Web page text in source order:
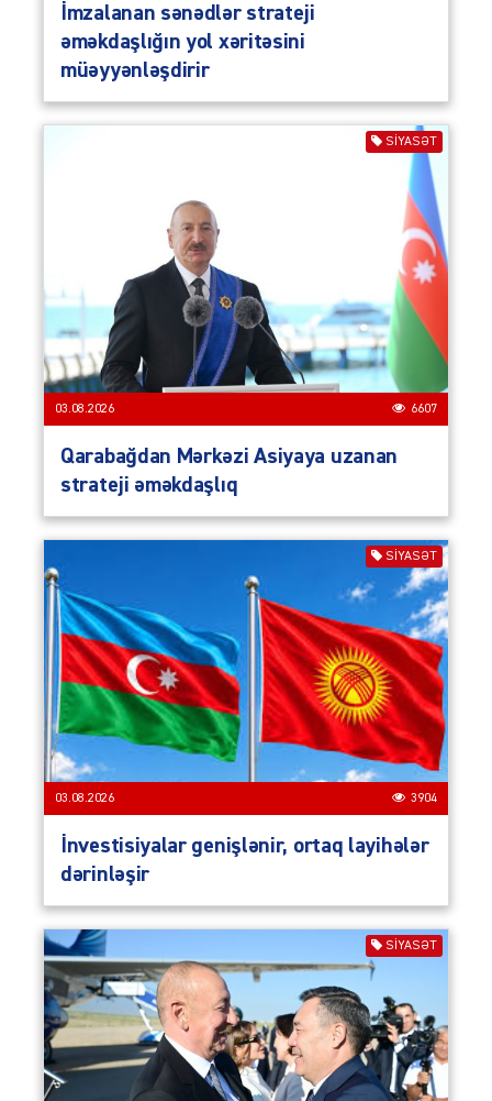
İmzalanan sənədlər strateji
əməkdaşlığın yol xəritəsini
müəyyənləşdirir
SIYASƏT
03.08.2026 6607
Qarabağdan Mərkəzi Asiyaya uzanan
strateji əməkdaşlıq
SIYASƏT
03.08.2026 3904
İnvestisiyalar genişlənir, ortaq layihələr
dərinləşir
SIYASƏT